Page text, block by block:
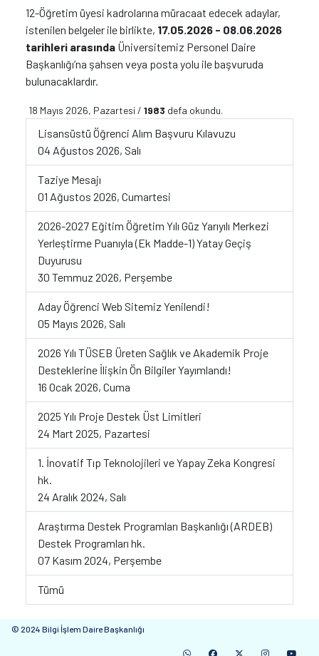
12-Öğretim üyesi kadrolarına müracaat edecek adaylar,
istenilen belgeler ile birlikte, 17.05.2026 - 08.06.2026
tarihleri arasında Üniversitemiz Personel Daire
Başkanlığı’na şahsen veya posta yolu ile başvuruda
bulunacaklardır.
18 Mayıs 2026, Pazartesi / 1983 defa okundu.
Lisansüstü Öğrenci Alım Başvuru Kılavuzu
04 Ağustos 2026, Salı
Taziye Mesajı
01 Ağustos 2026, Cumartesi
2026-2027 Eğitim Öğretim Yılı Güz Yarıyılı Merkezi
Yerleştirme Puanıyla (Ek Madde-1) Yatay Geçiş
Duyurusu
30 Temmuz 2026, Perşembe
Aday Öğrenci Web Sitemiz Yenilendi!
05 Mayıs 2026, Salı
2026 Yılı TÜSEB Üreten Sağlık ve Akademik Proje
Desteklerine İlişkin Ön Bilgiler Yayımlandı!
16 Ocak 2026, Cuma
2025 Yılı Proje Destek Üst Limitleri
24 Mart 2025, Pazartesi
1. İnovatif Tıp Teknolojileri ve Yapay Zeka Kongresi
hk.
24 Aralık 2024, Salı
Araştırma Destek Programları Başkanlığı (ARDEB)
Destek Programları hk.
07 Kasım 2024, Perşembe
Tümü
© 2024 Bilgi İşlem Daire Başkanlığı